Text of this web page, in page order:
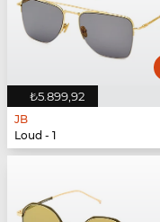
₺5.899,92
JB
Loud - 1